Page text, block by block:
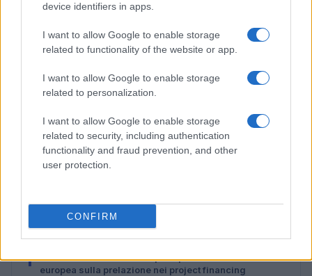
device identifiers in apps.
I want to allow Google to enable storage
related to functionality of the website or app.
I want to allow Google to enable storage
related to personalization.
I want to allow Google to enable storage
related to security, including authentication
functionality and fraud prevention, and other
user protection.
CONFIRM
Cosa cambia a Trieste dopo la pronuncia della Corte
europea sulla prelazione nei project financing
Martina Marchesi · 5 Lug 2026
1
Cosa cambia a Trieste dopo la pronuncia della Corte
europea sulla prelazione nei project financing